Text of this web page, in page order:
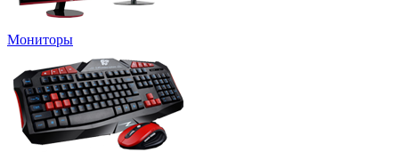
Мониторы